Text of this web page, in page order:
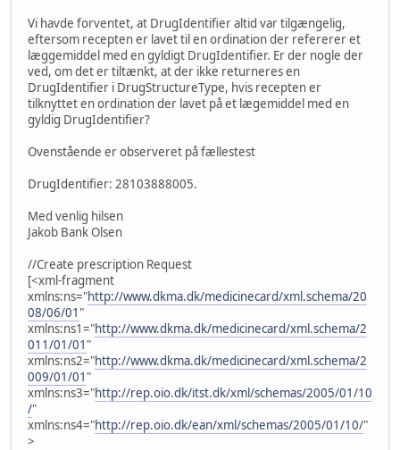
Vi havde forventet, at DrugIdentifier altid var tilgængelig,
eftersom recepten er lavet til en ordination der refererer et
læggemiddel med en gyldigt DrugIdentifier. Er der nogle der
ved, om det er tiltænkt, at der ikke returneres en
DrugIdentifier i DrugStructureType, hvis recepten er
tilknyttet en ordination der lavet på et lægemiddel med en
gyldig DrugIdentifier?
Ovenstående er observeret på fællestest
DrugIdentifier: 28103888005.
Med venlig hilsen
Jakob Bank Olsen
//Create prescription Request
[<xml-fragment
xmlns:ns="http://www.dkma.dk/medicinecard/xml.schema/20
08/06/01 "
xmlns:ns1="http://www.dkma.dk/medicinecard/xml.schema/2
011/01/01 "
xmlns:ns2="http://www.dkma.dk/medicinecard/xml.schema/2
009/01/01 "
xmlns:ns3="http://rep.oio.dk/itst.dk/xml/schemas/2005/01/10
/"
xmlns:ns4="http://rep.oio.dk/ean/xml/schemas/2005/01/10/"
>